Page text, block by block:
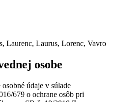
Laurenc, Laurus, Lorenc, Vavro
osobe
údaje v súlade
679 o ochrane osôb pri